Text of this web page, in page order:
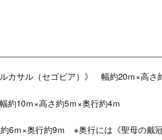
カサル（セゴビア）》 幅約20ｍ×高さ
約10ｍ×高さ約5ｍ×奥行約4ｍ
6ｍ×奥行約9ｍ ※奥行には《聖母の戴